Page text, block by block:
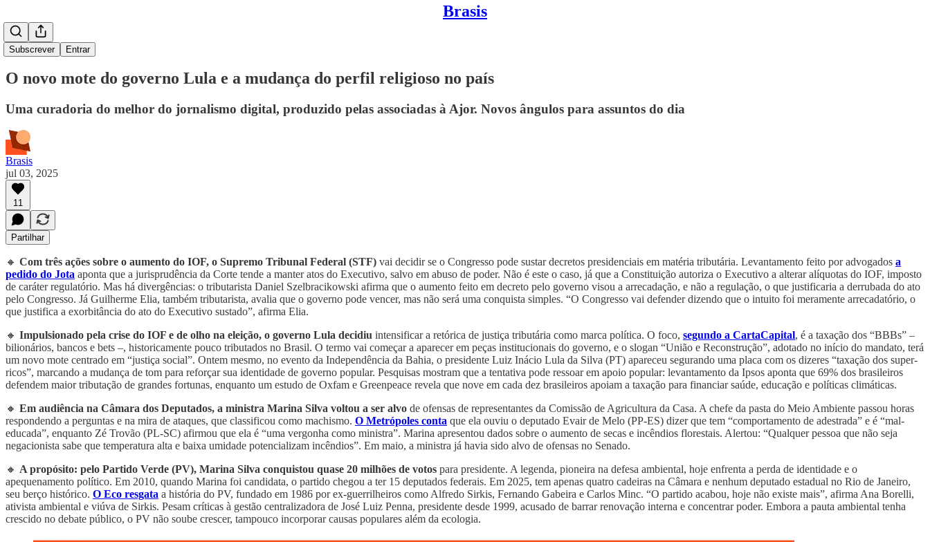
Brasis
Subscrever Entrar
O novo mote do governo Lula e a mudança do perfil religioso no país
Uma curadoria do melhor do jornalismo digital, produzido pelas associadas à Ajor. Novos ângulos para assuntos do dia
Brasis
jul 03, 2025
11
Partilhar
🔸 Com três ações sobre o aumento do IOF, o Supremo Tribunal Federal (STF) vai decidir se o Congresso pode sustar decretos presidenciais em matéria tributária. Levantamento feito por advogados a
pedido do Jota aponta que a jurisprudência da Corte tende a manter atos do Executivo, salvo em abuso de poder. Não é este o caso, já que a Constituição autoriza o Executivo a alterar alíquotas do IOF, imposto
de caráter regulatório. Mas há divergências: o tributarista Daniel Szelbracikowski afirma que o aumento feito em decreto pelo governo visou a arrecadação, e não a regulação, o que justificaria a derrubada do ato
pelo Congresso. Já Guilherme Elia, também tributarista, avalia que o governo pode vencer, mas não será uma conquista simples. “O Congresso vai defender dizendo que o intuito foi meramente arrecadatório, o
que justifica a exorbitância do ato do Executivo sustado”, afirma Elia.
🔸 Impulsionado pela crise do IOF e de olho na eleição, o governo Lula decidiu intensificar a retórica de justiça tributária como marca política. O foco, segundo a CartaCapital, é a taxação dos “BBBs” –
bilionários, bancos e bets –, historicamente pouco tributados no Brasil. O termo vai começar a aparecer em peças institucionais do governo, e o slogan “União e Reconstrução”, adotado no início do mandato, terá
um novo mote centrado em “justiça social”. Ontem mesmo, no evento da Independência da Bahia, o presidente Luiz Inácio Lula da Silva (PT) apareceu segurando uma placa com os dizeres “taxação dos super-
ricos”, marcando a mudança de tom para reforçar sua identidade de governo popular. Pesquisas mostram que a tentativa pode ressoar em apoio popular: levantamento da Ipsos aponta que 69% dos brasileiros
defendem maior tributação de grandes fortunas, enquanto um estudo de Oxfam e Greenpeace revela que nove em cada dez brasileiros apoiam a taxação para financiar saúde, educação e políticas climáticas.
🔸 Em audiência na Câmara dos Deputados, a ministra Marina Silva voltou a ser alvo de ofensas de representantes da Comissão de Agricultura da Casa. A chefe da pasta do Meio Ambiente passou horas
respondendo a perguntas e na mira de ataques, que classificou como machismo. O Metrópoles conta que ela ouviu o deputado Evair de Melo (PP-ES) dizer que tem “comportamento de adestrada” e é “mal-
educada”, enquanto Zé Trovão (PL-SC) afirmou que ela é “uma vergonha como ministra”. Marina apresentou dados sobre o aumento de secas e incêndios florestais. Alertou: “Qualquer pessoa que não seja
negacionista sabe que temperatura alta e baixa umidade potencializam incêndios”. Em maio, a ministra já havia sido alvo de ofensas no Senado.
🔸 A propósito: pelo Partido Verde (PV), Marina Silva conquistou quase 20 milhões de votos para presidente. A legenda, pioneira na defesa ambiental, hoje enfrenta a perda de identidade e o
apequenamento político. Em 2010, quando Marina foi candidata, o partido chegou a ter 15 deputados federais. Em 2025, tem apenas quatro cadeiras na Câmara e nenhum deputado estadual no Rio de Janeiro,
seu berço histórico. O Eco resgata a história do PV, fundado em 1986 por ex-guerrilheiros como Alfredo Sirkis, Fernando Gabeira e Carlos Minc. “O partido acabou, hoje não existe mais”, afirma Ana Borelli,
ativista ambiental e viúva de Sirkis. Pesam críticas à gestão centralizadora de José Luiz Penna, presidente desde 1999, acusado de barrar renovação interna e concentrar poder. Embora a pauta ambiental tenha
crescido no debate público, o PV não soube crescer, tampouco incorporar causas populares além da ecologia.